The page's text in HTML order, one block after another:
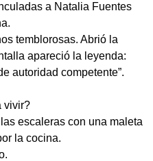
a Natalia Fuentes
temblorosas. Abrió la
apareció la leyenda:
autoridad competente”.
vivir?
escaleras con una maleta
la cocina.